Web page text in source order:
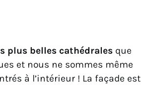
plus belles cathédrales que
et nous ne sommes même
à l’intérieur ! La façade est